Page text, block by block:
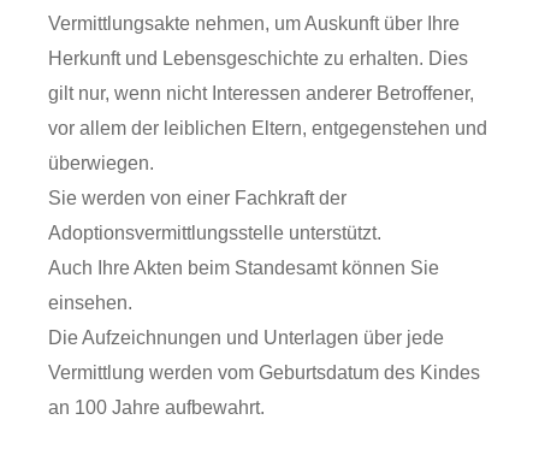
Vermittlungsakte nehmen, um Auskunft über Ihre
Herkunft und Lebensgeschichte zu erhalten. Dies
gilt nur, wenn nicht Interessen anderer Betroffener,
vor allem der leiblichen Eltern, entgegenstehen und
überwiegen.
Sie werden von einer Fachkraft der
Adoptionsvermittlungsstelle unterstützt.
Auch Ihre Akten beim Standesamt können Sie
einsehen.
Die Aufzeichnungen und Unterlagen über jede
Vermittlung werden vom Geburtsdatum des Kindes
an 100 Jahre aufbewahrt.